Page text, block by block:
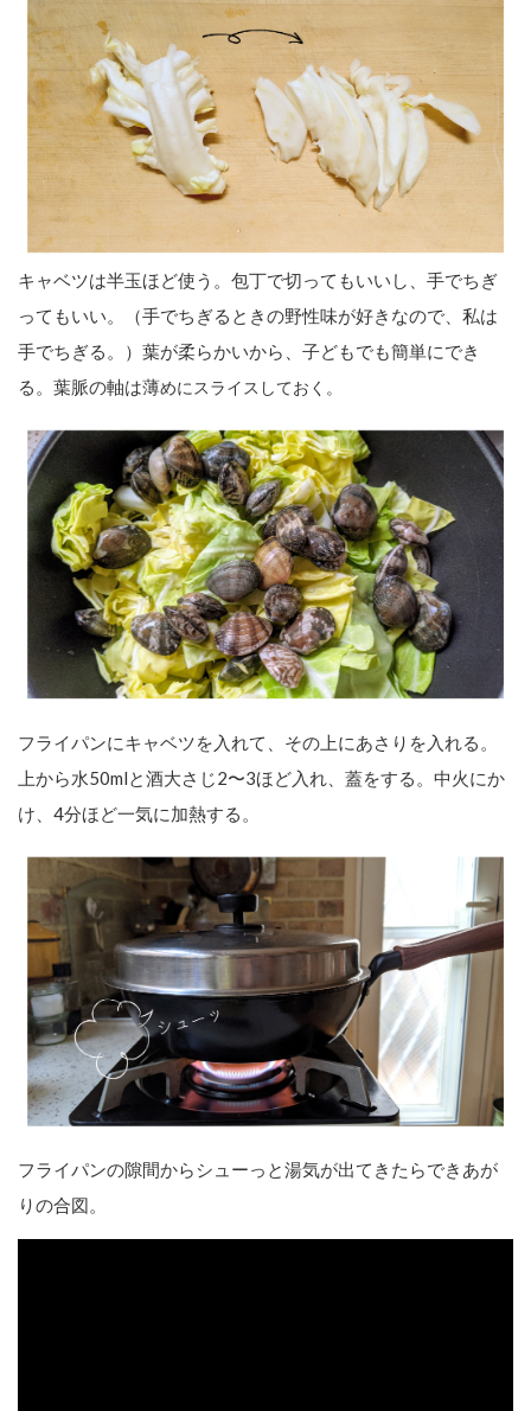
キャベツは半玉ほど使う。包丁で切ってもいいし、手でちぎ
ってもいい。（手でちぎるときの野性味が好きなので、私は
手でちぎる。）葉が柔らかいから、子どもでも簡単にでき
る。葉脈の軸は薄めにスライスしておく。
フライパンにキャベツを入れて、その上にあさりを入れる。
上から水50mlと酒大さじ2〜3ほど入れ、蓋をする。中火にか
け、4分ほど一気に加熱する。
フライパンの隙間からシューっと湯気が出てきたらできあが
りの合図。